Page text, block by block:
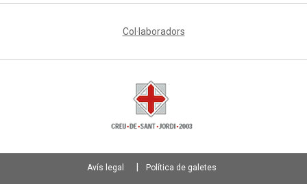
Col·laboradors
Avís legal Política de galetes